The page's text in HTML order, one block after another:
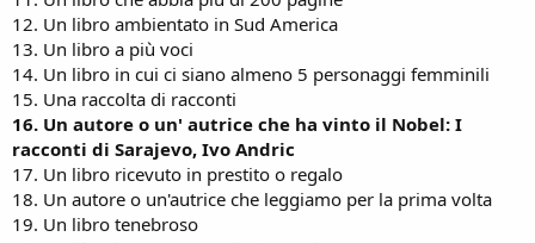
12. Un libro ambientato in Sud America
13. Un libro a più voci
14. Un libro in cui ci siano almeno 5 personaggi femminili
15. Una raccolta di racconti
16. Un autore o un' autrice che ha vinto il Nobel: I
racconti di Sarajevo, Ivo Andric
17. Un libro ricevuto in prestito o regalo
18. Un autore o un'autrice che leggiamo per la prima volta
19. Un libro tenebroso